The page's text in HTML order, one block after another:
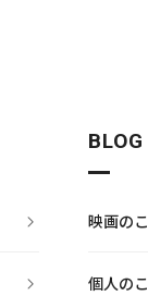
映画の
個人の